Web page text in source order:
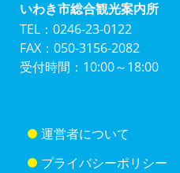
いわき市総合観光案内所
TEL：0246-23-0122
FAX：050-3156-2082
受付時間：10:00～18:00
運営者について
プライバシーポリシー